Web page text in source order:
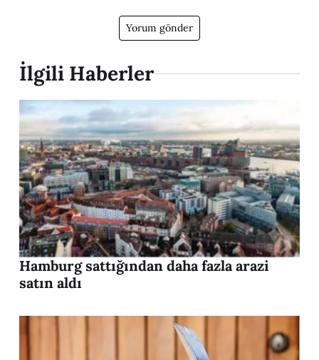
İlgili Haberler
Hamburg sattığından daha fazla arazi
satın aldı